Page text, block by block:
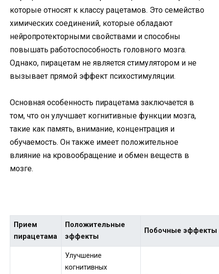
которые относят к классу рацетамов. Это семейство
химических соединений, которые обладают
нейропротекторными свойствами и способны
повышать работоспособность головного мозга.
Однако, пирацетам не является стимулятором и не
вызывает прямой эффект психостимуляции.
Основная особенность пирацетама заключается в
том, что он улучшает когнитивные функции мозга,
такие как память, внимание, концентрация и
обучаемость. Он также имеет положительное
влияние на кровообращение и обмен веществ в
мозге.
Прием
пирацетама
Положительные
эффекты
Побочные эффекты
Улучшение
когнитивных